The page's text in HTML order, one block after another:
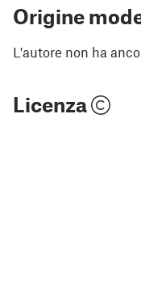
Origine
L'autore non ha
Licenza